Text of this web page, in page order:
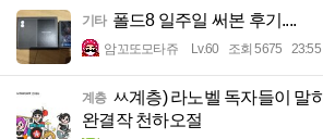
기타 폴드8 일주일 써본 후기....
암꼬또모타쥬 Lv.60 조회 5675 23:55
계층 ㅆ계층) 라노벨 독자들이 말
완결작 천하오절